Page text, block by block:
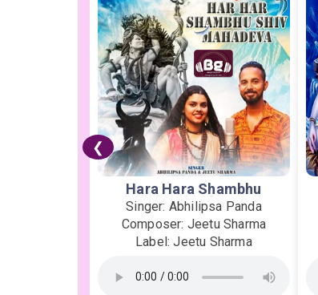
❮
Hara Hara Shambhu
Singer: Abhilipsa Panda
Composer: Jeetu Sharma
Label: Jeetu Sharma